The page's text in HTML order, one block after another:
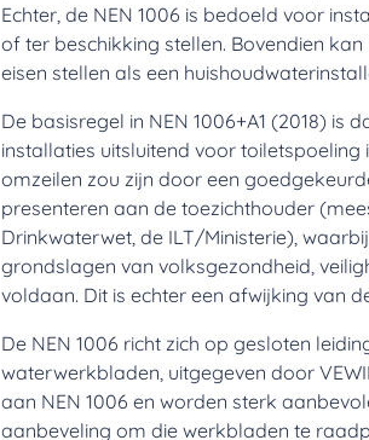
Echter, de NEN 1006 is bedoeld voor
of ter beschikking stellen. Bovendien
eisen stellen als een
De basisregel in NEN 1006+A1 (2018) is
installaties uitsluitend voor toiletspoeling
omzeilen zou zijn door een
presenteren aan de toezichthouder
Drinkwaterwet, de ILT/Ministerie),
grondslagen van volksgezondheid,
voldaan. Dit is echter een afwijking van
De NEN 1006 richt zich op gesloten
waterwerkbladen, uitgegeven door
aan NEN 1006 en worden sterk
aanbeveling om die werkbladen te